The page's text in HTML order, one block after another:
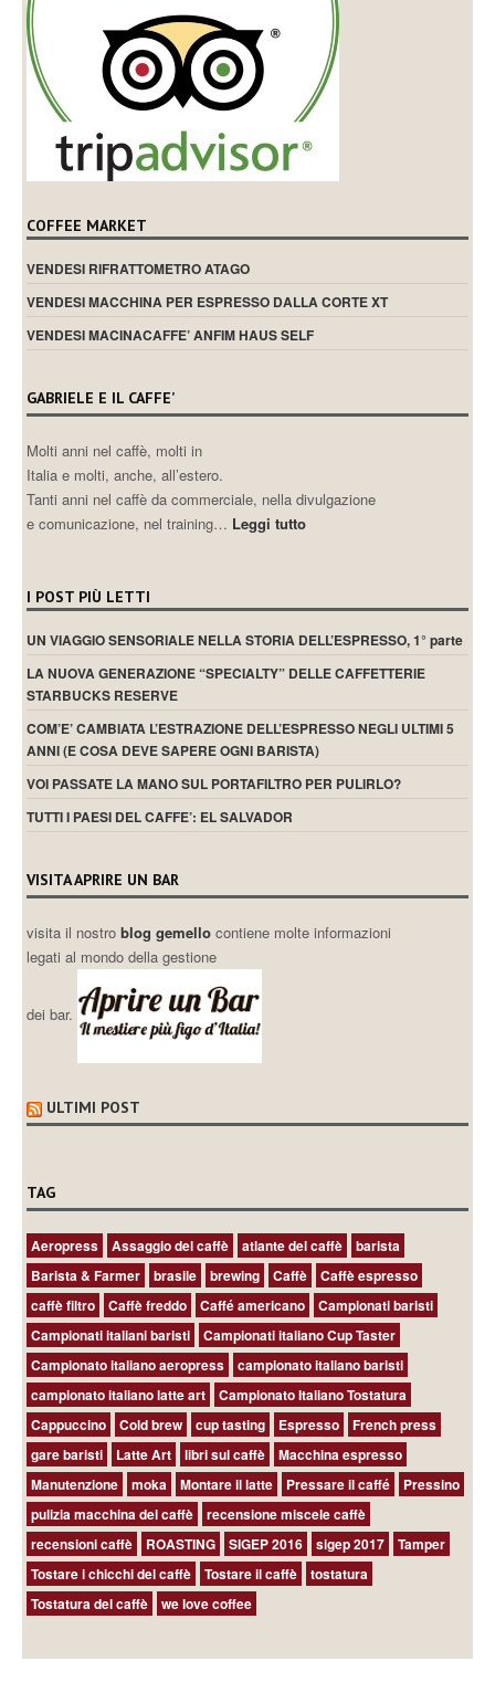
COFFEE MARKET
VENDESI RIFRATTOMETRO ATAGO
VENDESI MACCHINA PER ESPRESSO DALLA CORTE XT
VENDESI MACINACAFFE’ ANFIM HAUS SELF
GABRIELE E IL CAFFE’
Molti anni nel caffè, molti in
Italia e molti, anche, all’estero.
Tanti anni nel caffè da commerciale, nella divulgazione
e comunicazione, nel training… Leggi tutto
I POST PIÙ LETTI
UN VIAGGIO SENSORIALE NELLA STORIA DELL’ESPRESSO, 1° parte
LA NUOVA GENERAZIONE “SPECIALTY” DELLE CAFFETTERIE
STARBUCKS RESERVE
COM’E’ CAMBIATA L’ESTRAZIONE DELL’ESPRESSO NEGLI ULTIMI 5
ANNI (E COSA DEVE SAPERE OGNI BARISTA)
VOI PASSATE LA MANO SUL PORTAFILTRO PER PULIRLO?
TUTTI I PAESI DEL CAFFE’: EL SALVADOR
VISITA APRIRE UN BAR
visita il nostroblog gemellocontiene molte informazioni
legati al mondo della gestione
dei bar.
ULTIMI POST
TAG
Aeropress Assaggio del caffè atlante del caffè
barista
Barista & Farmer
brasile brewing Caffè
Caffè espresso
caffè filtro
Caffè freddo Caffé americano
Campionati baristi
Campionati italiani baristi
Campionati italiano Cup Taster
Campionato italiano aeropress
campionato italiano baristi
campionato italiano latte art
Campionato Italiano Tostatura
Cappuccino
Cold brew cup tasting Espresso
French press
gare baristi
Latte Art libri sul caffè
Macchina espresso
Manutenzione
moka Montare il latte Pressare il caffé
Pressino
pulizia macchina del caffè
recensione miscele caffè
recensioni caffè
ROASTING SIGEP 2016 sigep 2017
Tamper
Tostare i chicchi del caffè
Tostare il caffè
tostatura
Tostatura del caffè
we love coffee